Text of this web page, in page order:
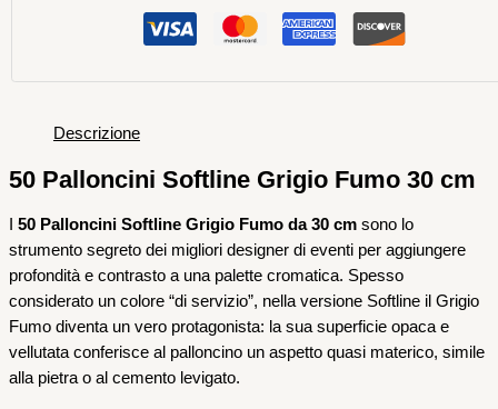
Descrizione
50 Palloncini Softline Grigio Fumo 30 cm
50 Palloncini Softline Grigio Fumo da 30 cm sono lo
strumento segreto dei migliori designer di eventi per aggiungere
profondità e contrasto a una palette cromatica. Spesso
considerato un colore “di servizio”, nella versione Softline il Grigio
Fumo diventa un vero protagonista: la sua superficie opaca e
vellutata conferisce al palloncino un aspetto quasi materico, simile
alla pietra o al cemento levigato.